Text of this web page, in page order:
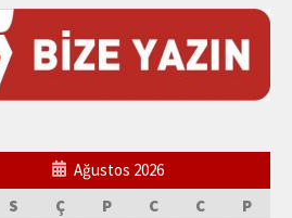
Ağustos 2026
S Ç P C C
P